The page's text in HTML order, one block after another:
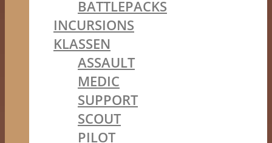
BATTLEPACKS
INCURSIONS
KLASSEN
ASSAULT
MEDIC
SUPPORT
SCOUT
PILOT